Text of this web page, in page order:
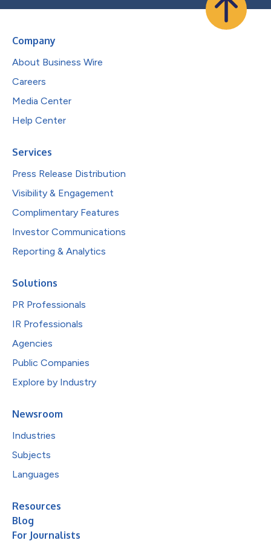
Company
About Business Wire
Careers
Media Center
Help Center
Services
Press Release Distribution
Visibility & Engagement
Complimentary Features
Investor Communications
Reporting & Analytics
Solutions
PR Professionals
IR Professionals
Agencies
Public Companies
Explore by Industry
Newsroom
Industries
Subjects
Languages
Resources
Blog
For Journalists